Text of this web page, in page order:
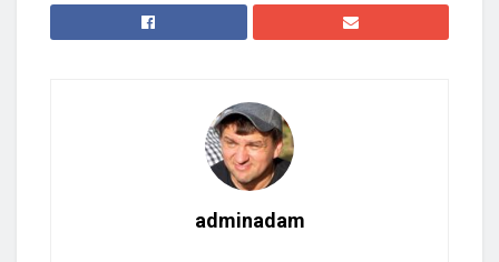
adminadam